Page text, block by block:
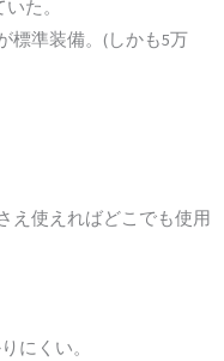
た。
標準装備。(しかも5万
え使えればどこでも使用
にくい。